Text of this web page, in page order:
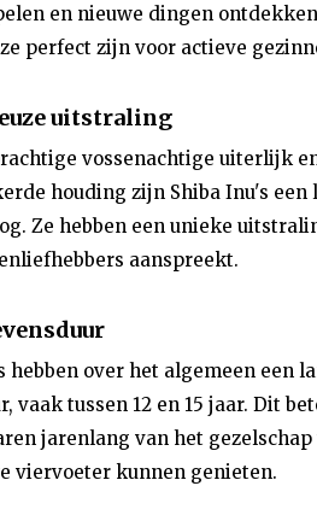
en nieuwe dingen
perfect zijn voor actieve
uitstraling
vossenachtige uiterlijk
houding zijn Shiba Inu's een
Ze hebben een unieke
aanspreekt.
hebben over het algemeen een
vaak tussen 12 en 15 jaar. Dit
jarenlang van het gezelschap
viervoeter kunnen genieten.